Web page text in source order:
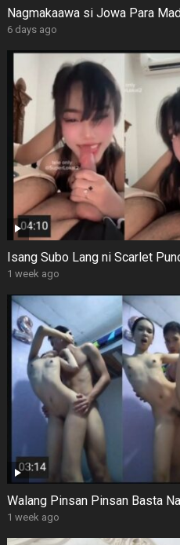
Nagmakaawa si Jowa Para
6 days ago
Isang Subo Lang ni Scarlet
1 week ago
Walang Pinsan Pinsan Basta
1 week ago